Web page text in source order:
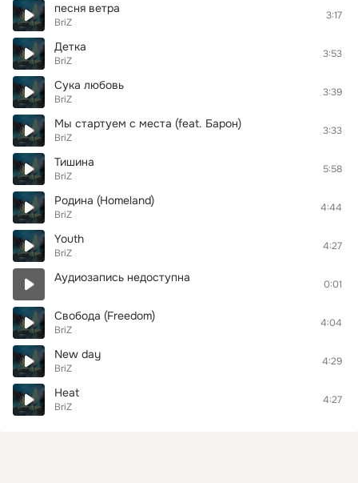
песня ветра
BriZ
3:17
Детка
BriZ
3:53
Сука любовь
BriZ
3:39
Мы стартуем с места (feat. Барон)
BriZ
3:33
Тишина
BriZ
5:58
Родина (Homeland)
BriZ
4:44
Youth
BriZ
4:27
Аудиозапись недоступна 0:01
Свобода (Freedom)
BriZ
4:04
New day
BriZ
4:29
Heat
BriZ
4:27